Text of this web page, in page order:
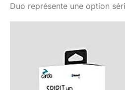
Duo représente une option